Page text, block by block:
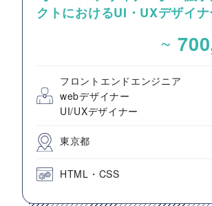
クトにおけるUI・UXデザイ
~
フロントエンドエンジニア
webデザイナー
UI/UXデザイナー
東京都
HTML・CSS